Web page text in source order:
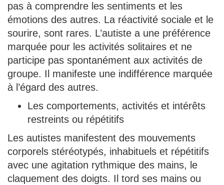
pas à comprendre les sentiments et les
émotions des autres. La réactivité sociale et le
sourire, sont rares. L’autiste a une préférence
marquée pour les activités solitaires et ne
participe pas spontanément aux activités de
groupe. Il manifeste une indifférence marquée
à l’égard des autres.
Les comportements, activités et intérêts
restreints ou répétitifs
Les autistes manifestent des mouvements
corporels stéréotypés, inhabituels et répétitifs
avec une agitation rythmique des mains, le
claquement des doigts. Il tord ses mains ou